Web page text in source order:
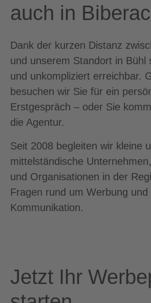
auch in
Dank der kurzen Distanz
und unserem Standort in Bühl
und unkompliziert erreichbar.
besuchen wir Sie für ein
Erstgespräch – oder Sie
die Agentur.
Seit 2008 begleiten wir kleine
mittelständische
und Organisationen in der
Fragen rund um Werbung und
Kommunikation.
Jetzt Ihr